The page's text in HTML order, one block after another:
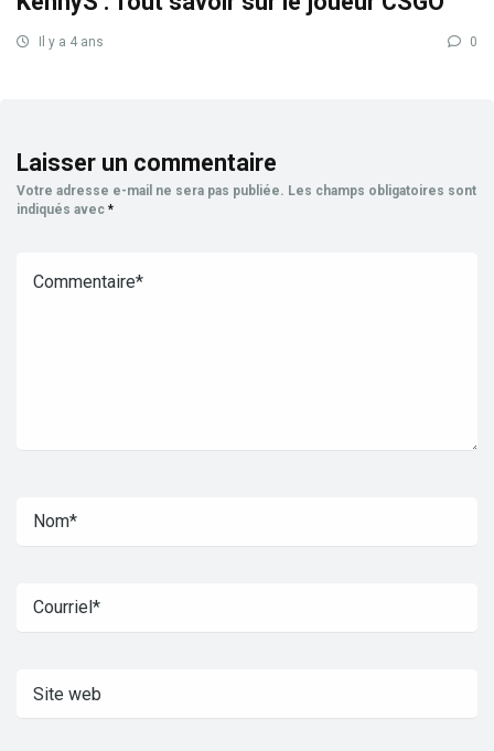
Il y a 4 ans 0
Laisser un commentaire
Votre adresse e-mail ne sera pas publiée. Les champs obligatoires sont
indiqués avec *